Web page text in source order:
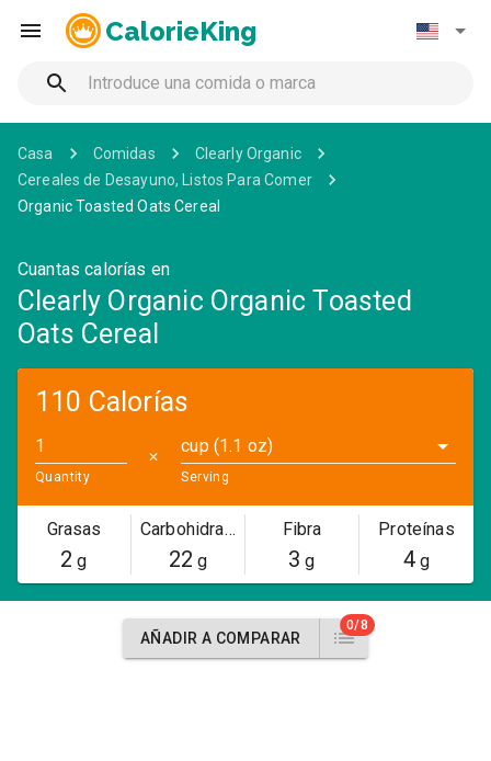
CalorieKing
Casa Comidas
Clearly Organic
Cereales de Desayuno, Listos Para Comer
Organic Toasted Oats Cereal
Cuantas calorías en
Clearly Organic Organic Toasted
Oats Cereal
110 Calorías
Quantity
✕
cup (1.1 oz)
Serving
Grasas
2 g
Carbohidratos
22 g
Fibra
3 g
Proteínas
4g
AÑADIR A COMPARAR
0/8